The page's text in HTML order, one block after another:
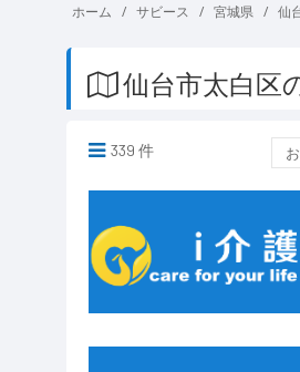
ホーム サビース 宮城県 仙
仙台市太白区
339 件